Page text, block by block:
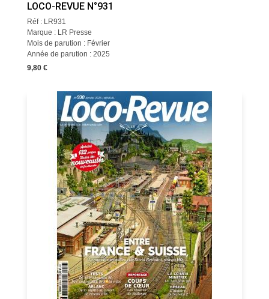
LOCO-REVUE N°931
Réf : LR931
Marque : LR Presse
Mois de parution : Février
Année de parution : 2025
9,80 €